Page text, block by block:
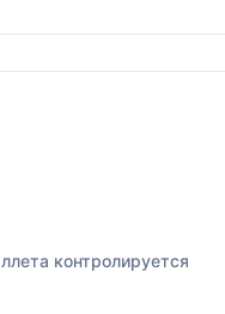
контролируется